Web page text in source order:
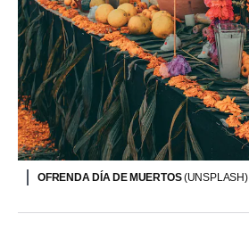
OFRENDA DÍA DE MUERTOS(UNSPLASH)